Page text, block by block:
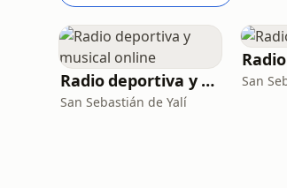
Radio deportiva y musical online
San Sebastián de Yalí